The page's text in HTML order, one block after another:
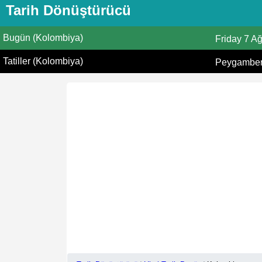
Tarih Dönüştürücü
Bugün (Kolombiya) Friday 7
Tatiller (Kolombiya)